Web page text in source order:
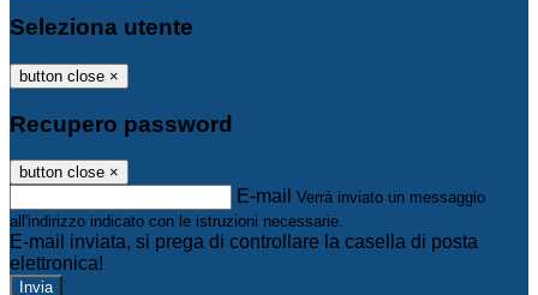
Seleziona utente
button close ×
Recupero password
button close ×
E-mail Verrà inviato un messaggio
all'indirizzo indicato con le istruzioni necessarie.
E-mail inviata, si prega di controllare la casella di posta
elettronica!